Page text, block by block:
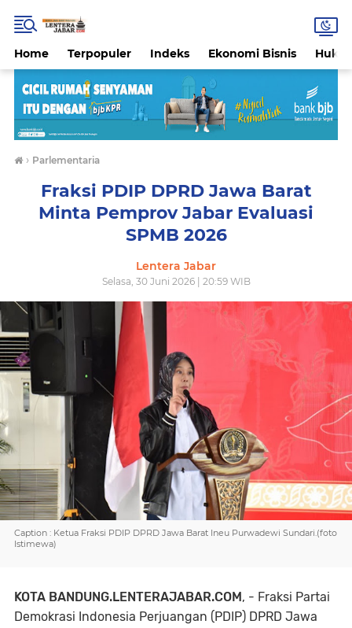
Home Terpopuler Indeks Ekonomi Bisnis
› Parlementaria
Fraksi PDIP DPRD Jawa Barat
Minta Pemprov Jabar Evaluasi
SPMB 2026
Lentera Jabar
Selasa, 30 Juni 2026 | 20:59 WIB
Caption : Ketua Fraksi PDIP DPRD Jawa Barat Ineu Purwadewi Sundari.(foto
Istimewa)
KOTA BANDUNG.LENTERAJABAR.COM, - Fraksi Partai
Demokrasi Indonesia Perjuangan (PDIP) DPRD Jawa